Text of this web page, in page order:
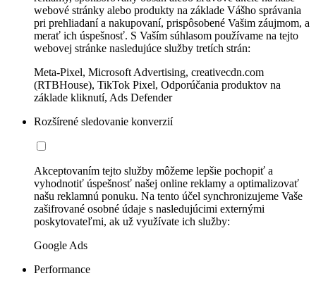
webové stránky alebo produkty na základe Vášho správania
pri prehliadaní a nakupovaní, prispôsobené Vašim záujmom, a
merať ich úspešnosť. S Vaším súhlasom používame na tejto
webovej stránke nasledujúce služby tretích strán:
Meta-Pixel, Microsoft Advertising, creativecdn.com
(RTBHouse), TikTok Pixel, Odporúčania produktov na
základe kliknutí, Ads Defender
Rozšírené sledovanie konverzií
Akceptovaním tejto služby môžeme lepšie pochopiť a
vyhodnotiť úspešnosť našej online reklamy a optimalizovať
našu reklamnú ponuku. Na tento účel synchronizujeme Vaše
zašifrované osobné údaje s nasledujúcimi externými
poskytovateľmi, ak už využívate ich služby:
Google Ads
Performance